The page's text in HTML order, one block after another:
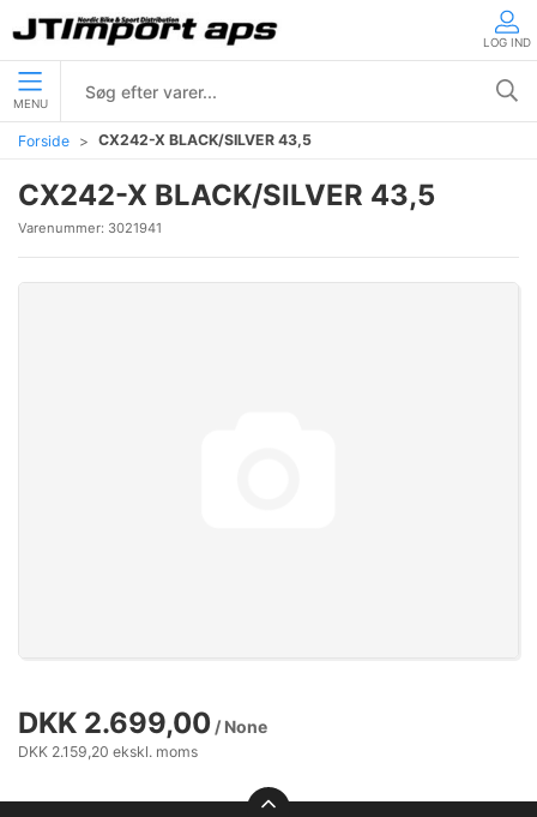
LOG IND
MENU
Forside CX242-X BLACK/SILVER 43,5
CX242-X BLACK/SILVER 43,5
Varenummer: 3021941
DKK 2.699,00 / None
DKK 2.159,20 ekskl. moms